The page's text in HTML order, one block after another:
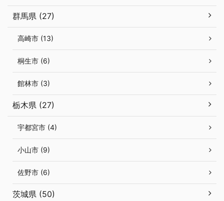
群馬県 (27)
高崎市 (13)
桐生市 (6)
館林市 (3)
栃木県 (27)
宇都宮市 (4)
小山市 (9)
佐野市 (6)
茨城県 (50)